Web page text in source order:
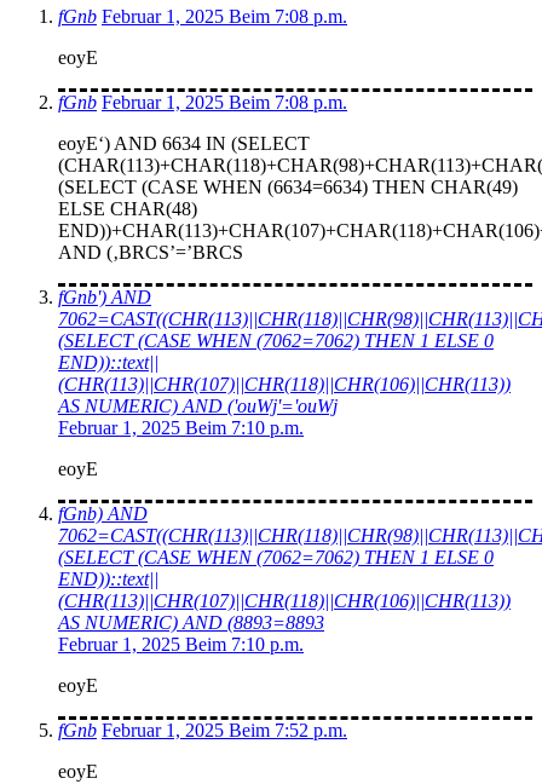
fGnb Februar 1, 2025 Beim 7:08 p.m.
eoyE
fGnb Februar 1, 2025 Beim 7:08 p.m.
eoyE‘) AND 6634 IN (SELECT
(SELECT (CASE WHEN (6634=6634) THEN CHAR(49)
ELSE CHAR(48)
AND (‚BRCS’=’BRCS
fGnb') AND
(SELECT (CASE WHEN (7062=7062) THEN 1 ELSE 0
END))::text||
(CHR(113)||CHR(107)||CHR(118)||CHR(106)||CHR(113))
AS NUMERIC) AND ('ouWj'='ouWj
Februar 1, 2025 Beim 7:10 p.m.
eoyE
fGnb) AND
(SELECT (CASE WHEN (7062=7062) THEN 1 ELSE 0
END))::text||
(CHR(113)||CHR(107)||CHR(118)||CHR(106)||CHR(113))
AS NUMERIC) AND (8893=8893
Februar 1, 2025 Beim 7:10 p.m.
eoyE
fGnb Februar 1, 2025 Beim 7:52 p.m.
eoyE